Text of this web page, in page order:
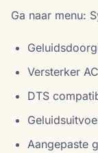
Ga naar menu:
Versterker
DTS
Aangepaste